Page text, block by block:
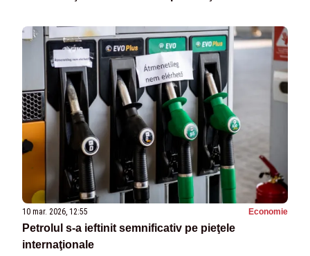
10 mar. 2026, 12:55 Economie
Petrolul s-a ieftinit semnificativ pe pieţele
internaţionale